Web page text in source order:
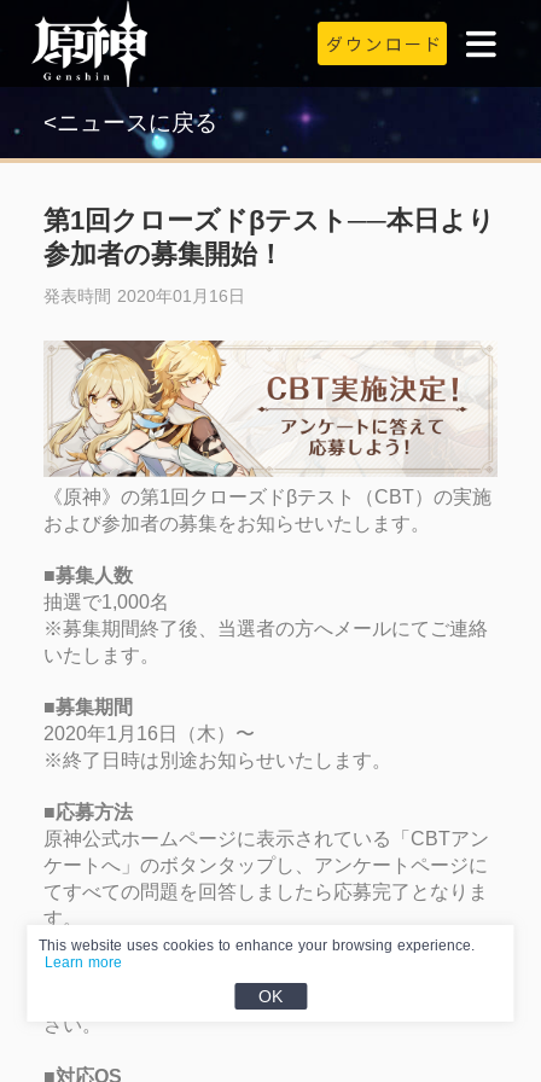
<ニュースに戻る
第1回クローズドβテスト──本日より
参加者の募集開始！
発表時間 2020年01月16日
《原神》の第1回クローズドβテスト（CBT）の実施
および参加者の募集をお知らせいたします。
■募集人数
抽選で1,000名
※募集期間終了後、当選者の方へメールにてご連絡
いたします。
■募集期間
2020年1月16日（木）〜
※終了日時は別途お知らせいたします。
■応募方法
原神公式ホームページに表示されている「CBTアン
ケートへ」のボタンタップし、アンケートページに
てすべての問題を回答しましたら応募完了となりま
す。
※アンケートの回答にはアカウントの作成が必要と
なります。アカウント登録の際には＠
email.mihoyo.comからのメール受信を許可してくだ
さい。
■対応OS
This website uses cookies to enhance your browsing experience.
Learn more
OK